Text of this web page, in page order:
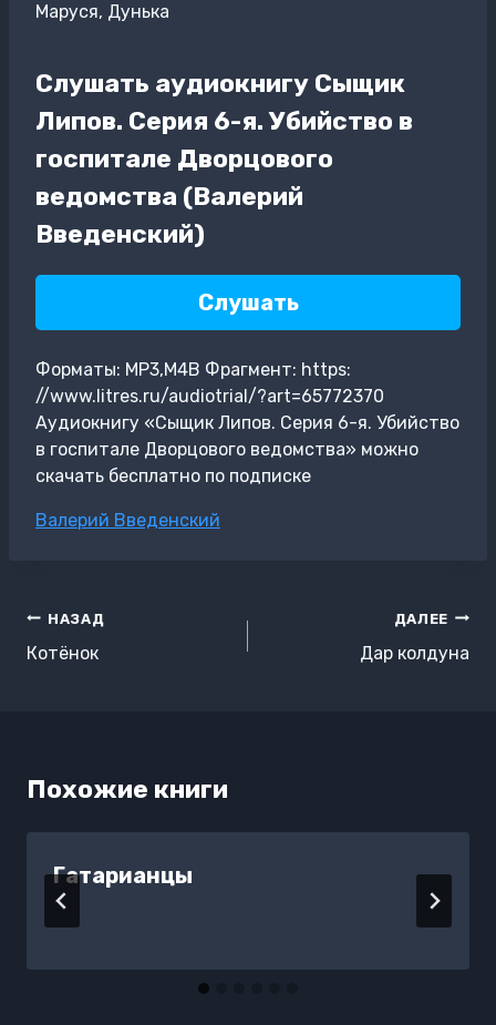
Маруся, Дунька
Слушать аудиокнигу Сыщик
Липов. Серия 6-я. Убийство в
госпитале Дворцового
ведомства (Валерий
Введенский)
Слушать
Форматы: MP3,M4B Фрагмент: https:
//www.litres.ru/audiotrial/?art=65772370
Аудиокнигу «Сыщик Липов. Серия 6-я. Убийство
в госпитале Дворцового ведомства» можно
скачать бесплатно по подписке
Метки
Валерий Введенский
Навигация
по
НАЗАД
Котёнок
ДАЛЕЕ
Дар колдуна
Похожие книги
Гатарианцы